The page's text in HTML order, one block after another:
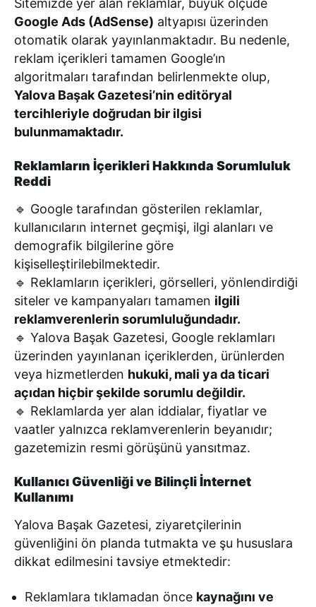
Sitemizde yer alan reklamlar, büyük ölçüde
Google Ads (AdSense) altyapısı üzerinden
otomatik olarak yayınlanmaktadır. Bu nedenle,
reklam içerikleri tamamen Google’ın
algoritmaları tarafından belirlenmekte olup,
Yalova Başak Gazetesi’nin editöryal
tercihleriyle doğrudan bir ilgisi
bulunmamaktadır.
Reklamların İçerikleri Hakkında Sorumluluk
Reddi
🔹 Google tarafından gösterilen reklamlar,
kullanıcıların internet geçmişi, ilgi alanları ve
demografik bilgilerine göre
kişiselleştirilebilmektedir.
🔹 Reklamların içerikleri, görselleri, yönlendirdiği
siteler ve kampanyaları tamamen ilgili
reklamverenlerin sorumluluğundadır.
🔹 Yalova Başak Gazetesi, Google reklamları
üzerinden yayınlanan içeriklerden, ürünlerden
veya hizmetlerden hukuki, mali ya da ticari
açıdan hiçbir şekilde sorumlu değildir.
🔹 Reklamlarda yer alan iddialar, fiyatlar ve
vaatler yalnızca reklamverenlerin beyanıdır;
gazetemizin resmi görüşünü yansıtmaz.
Kullanıcı Güvenliği ve Bilinçli İnternet
Kullanımı
Yalova Başak Gazetesi, ziyaretçilerinin
güvenliğini ön planda tutmakta ve şu hususlara
dikkat edilmesini tavsiye etmektedir:
Reklamlara tıklamadan önce kaynağını ve